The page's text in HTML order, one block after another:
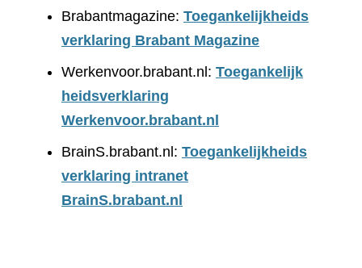
Brabantmagazine: Toegankelijkheids
verklaring Brabant Magazine
Werkenvoor.brabant.nl: Toegankelijk
heidsverklaring
Werkenvoor.brabant.nl
BrainS.brabant.nl: Toegankelijkheids
verklaring intranet
BrainS.brabant.nl